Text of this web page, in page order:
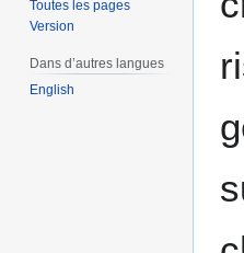
Toutes les pages
Version
Dans d’autres langues
English